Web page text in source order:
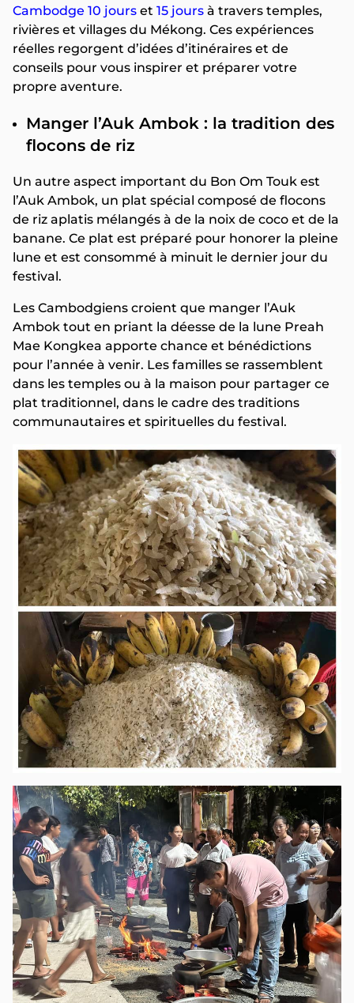
Cambodge 10 jours et 15 jours à travers temples,
rivières et villages du Mékong. Ces expériences
réelles regorgent d’idées d’itinéraires et de
conseils pour vous inspirer et préparer votre
propre aventure.
Manger l’Auk Ambok : la tradition des
flocons de riz
Un autre aspect important du Bon Om Touk est
l’Auk Ambok, un plat spécial composé de flocons
de riz aplatis mélangés à de la noix de coco et de la
banane. Ce plat est préparé pour honorer la pleine
lune et est consommé à minuit le dernier jour du
festival.
Les Cambodgiens croient que manger l’Auk
Ambok tout en priant la déesse de la lune Preah
Mae Kongkea apporte chance et bénédictions
pour l’année à venir. Les familles se rassemblent
dans les temples ou à la maison pour partager ce
plat traditionnel, dans le cadre des traditions
communautaires et spirituelles du festival.